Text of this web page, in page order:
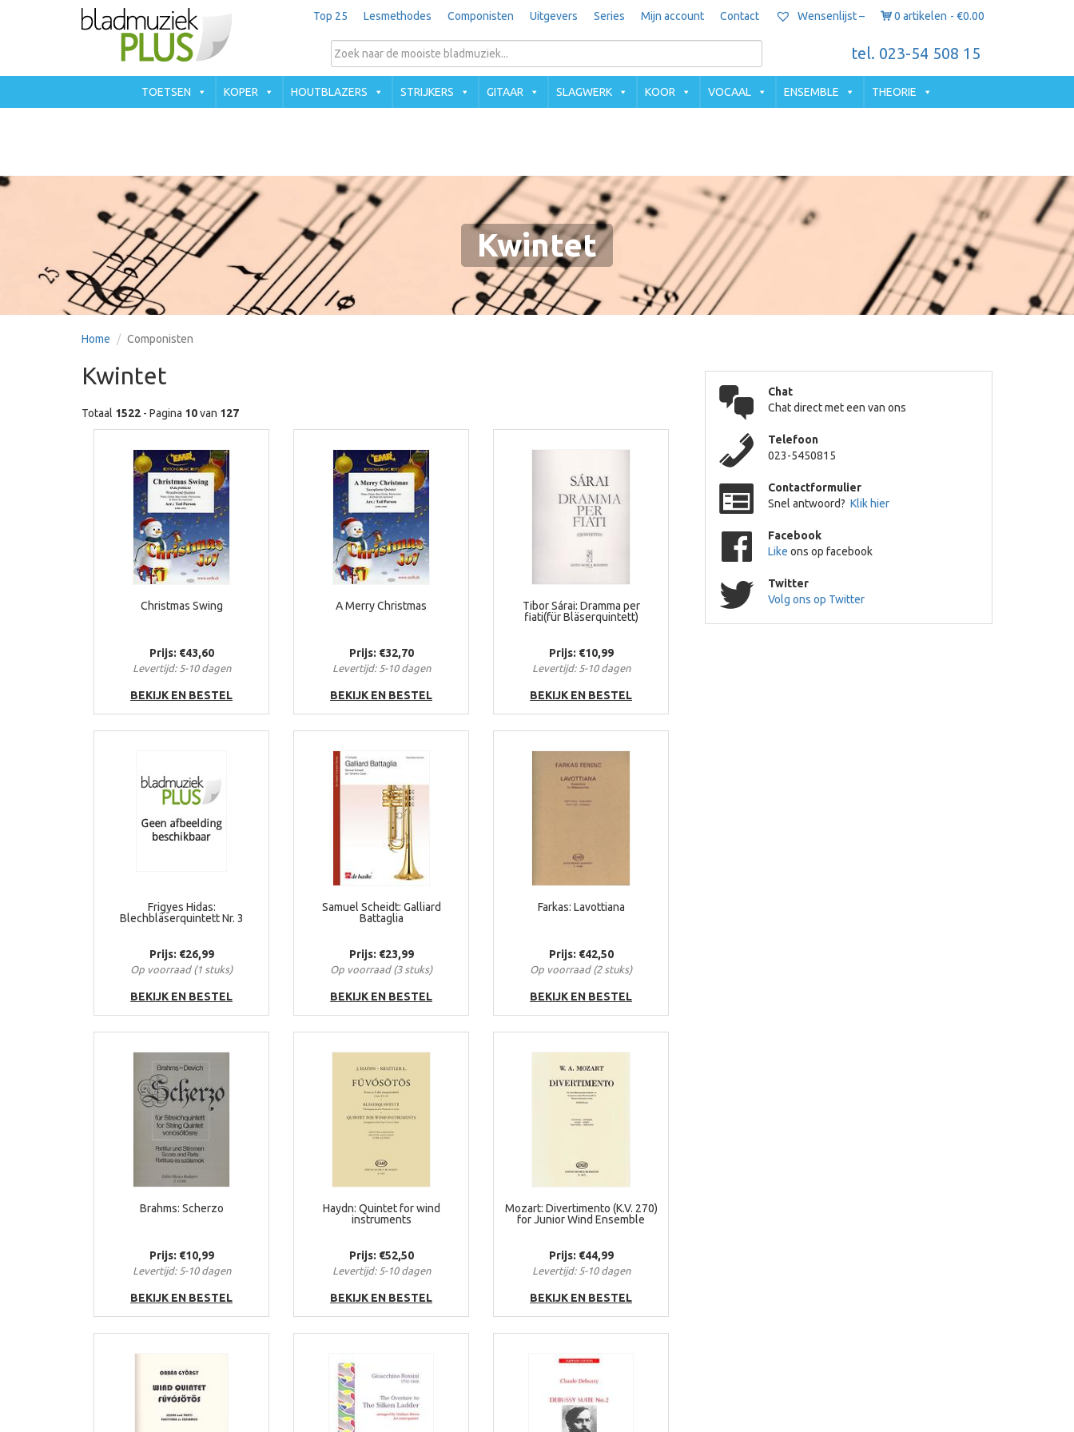
Top 25 Lesmethodes Componisten Uitgevers Series Mijn account Contact Wensenlijst – 0 artikelen €0.00
tel. 023-54 508 15
TOETSEN KOPER HOUTBLAZERS STRIJKERS GITAAR SLAGWERK KOOR VOCAAL ENSEMBLE THEORIE
Kwintet
Home Componisten
Kwintet
Totaal 1522 - Pagina 10van 127
Christmas Swing
Prijs: €43,60
Levertijd: 5-10 dagen
BEKIJK EN BESTEL
A Merry Christmas
Prijs: €32,70
Levertijd: 5-10 dagen
BEKIJK EN BESTEL
Tibor Sárai: Dramma per
fiati(für Bläserquintett)
Prijs: €10,99
Levertijd: 5-10 dagen
BEKIJK EN BESTEL
Frigyes Hidas:
Blechbläserquintett Nr. 3
Prijs: €26,99
Op voorraad (1 stuks)
BEKIJK EN BESTEL
Samuel Scheidt: Galliard
Battaglia
Prijs: €23,99
Op voorraad (3 stuks)
BEKIJK EN BESTEL
Farkas: Lavottiana
Prijs: €42,50
Op voorraad (2 stuks)
BEKIJK EN BESTEL
Brahms: Scherzo
Prijs: €10,99
Levertijd: 5-10 dagen
BEKIJK EN BESTEL
Haydn: Quintet for wind
instruments
Prijs: €52,50
Levertijd: 5-10 dagen
BEKIJK EN BESTEL
Mozart: Divertimento (K.V. 270)
for Junior Wind Ensemble
Prijs: €44,99
Levertijd: 5-10 dagen
BEKIJK EN BESTEL
Chat
Chat direct met een van ons
Telefoon
023-5450815
Contactformulier
Snel antwoord? Klik hier
Facebook
Like ons op facebook
Twitter
Volg ons op Twitter